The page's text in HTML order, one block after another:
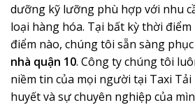
dưỡng kỹ lưỡng phù hợp với nhu
loại hàng hóa. Tại bất kỳ thời
điểm nào, chúng tôi sẵn sàng
nhà quận 10. Công ty chúng tôi
niềm tin của mọi người tại Taxi
huyết và sự chuyên nghiệp của